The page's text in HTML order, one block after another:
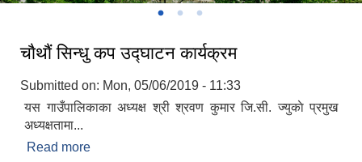
चाै‌थाैं सिन्धु कप उद्घाटन कार्यक्रम
Submitted on: Mon, 05/06/2019 - 11:33
यस गाउँपालिकाका अध्यक्ष श्री श्रवण कुमार जि.सी. ज्युकाे प्रमुख
अध्यक्षतामा...
Read more